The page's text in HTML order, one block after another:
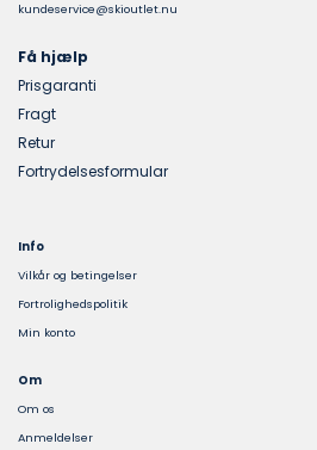
kundeservice@skioutlet.nu
Få hjælp
Prisgaranti
Fragt
Retur
Fortrydelsesformular
Info
Vilkår og betingelser
Fortrolighedspolitik
Min konto
Om
Om os
Anmeldelser